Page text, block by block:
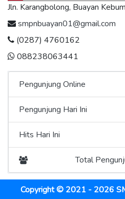
Jln. Karangbolong, Buayan
smpnbuayan01@gmail.com
(0287) 4760162
088238063441
Pengunjung Online
Pengunjung Hari Ini
Hits Hari Ini
Total
Copyright © 2021 - 2026